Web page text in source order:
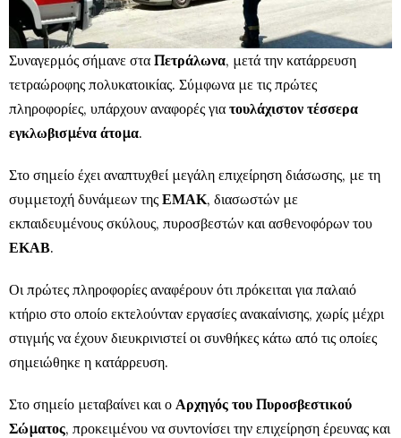
Συναγερμός σήμανε στα Πετράλωνα, μετά την κατάρρευση
τετραώροφης πολυκατοικίας. Σύμφωνα με τις πρώτες
πληροφορίες, υπάρχουν αναφορές για τουλάχιστον τέσσερα
εγκλωβισμένα άτομα.
Στο σημείο έχει αναπτυχθεί μεγάλη επιχείρηση διάσωσης, με τη
συμμετοχή δυνάμεων της ΕΜΑΚ, διασωστών με
εκπαιδευμένους σκύλους, πυροσβεστών και ασθενοφόρων του
ΕΚΑΒ.
Οι πρώτες πληροφορίες αναφέρουν ότι πρόκειται για παλαιό
κτήριο στο οποίο εκτελούνταν εργασίες ανακαίνισης, χωρίς μέχρι
στιγμής να έχουν διευκρινιστεί οι συνθήκες κάτω από τις οποίες
σημειώθηκε η κατάρρευση.
Στο σημείο μεταβαίνει και ο Αρχηγός του Πυροσβεστικού
Σώματος, προκειμένου να συντονίσει την επιχείρηση έρευνας και